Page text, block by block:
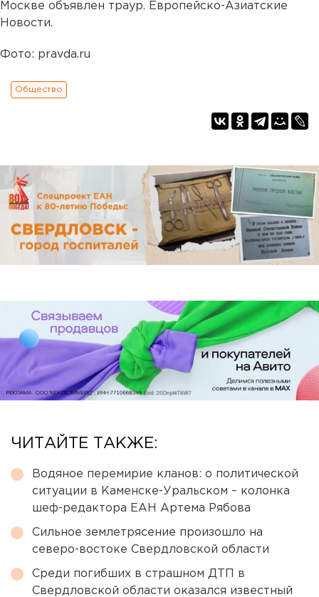
Москве объявлен траур. Европейско-Азиатские
Новости.
Фото: pravda.ru
Общество
ЧИТАЙТЕ ТАКЖЕ:
Водяное перемирие кланов: о политической
ситуации в Каменске-Уральском – колонка
шеф-редактора ЕАН Артема Рябова
Сильное землетрясение произошло на
северо-востоке Свердловской области
Среди погибших в страшном ДТП в
Свердловской области оказался известный